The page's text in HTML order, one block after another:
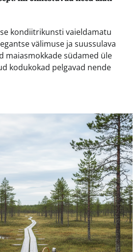
kondiitrikunsti vaieldamatu
välimuse ja suussulava
maiasmokkade südamed üle
kodukokad pelgavad nende